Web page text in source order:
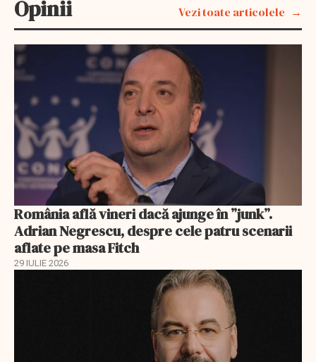
Opinii Vezi toate articolele
România află vineri dacă ajunge în ”junk”.
Adrian Negrescu, despre cele patru scenarii
aflate pe masa Fitch
29 IULIE 2026